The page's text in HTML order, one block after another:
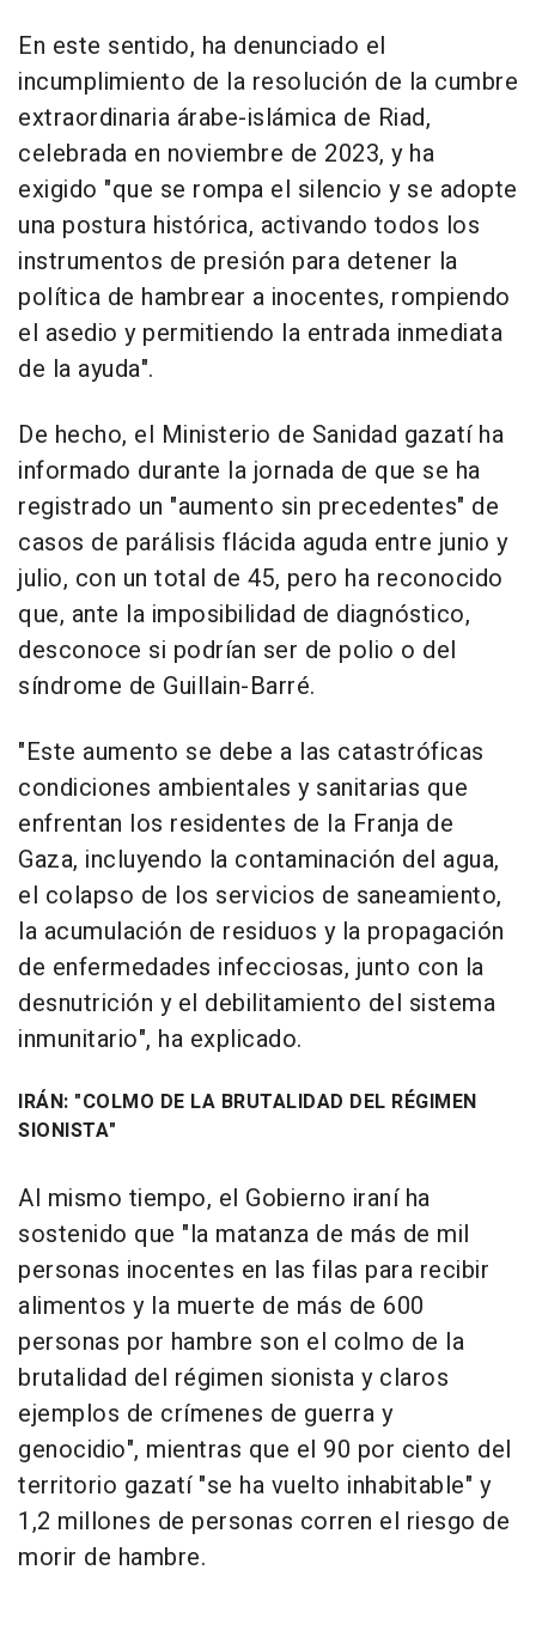
En este sentido, ha denunciado el
incumplimiento de la resolución de la cumbre
extraordinaria árabe-islámica de Riad,
celebrada en noviembre de 2023, y ha
exigido "que se rompa el silencio y se adopte
una postura histórica, activando todos los
instrumentos de presión para detener la
política de hambrear a inocentes, rompiendo
el asedio y permitiendo la entrada inmediata
de la ayuda".
De hecho, el Ministerio de Sanidad gazatí ha
informado durante la jornada de que se ha
registrado un "aumento sin precedentes" de
casos de parálisis flácida aguda entre junio y
julio, con un total de 45, pero ha reconocido
que, ante la imposibilidad de diagnóstico,
desconoce si podrían ser de polio o del
síndrome de Guillain-Barré.
"Este aumento se debe a las catastróficas
condiciones ambientales y sanitarias que
enfrentan los residentes de la Franja de
Gaza, incluyendo la contaminación del agua,
el colapso de los servicios de saneamiento,
la acumulación de residuos y la propagación
de enfermedades infecciosas, junto con la
desnutrición y el debilitamiento del sistema
inmunitario", ha explicado.
IRÁN: "COLMO DE LA BRUTALIDAD DEL RÉGIMEN
SIONISTA"
Al mismo tiempo, el Gobierno iraní ha
sostenido que "la matanza de más de mil
personas inocentes en las filas para recibir
alimentos y la muerte de más de 600
personas por hambre son el colmo de la
brutalidad del régimen sionista y claros
ejemplos de crímenes de guerra y
genocidio", mientras que el 90 por ciento del
territorio gazatí "se ha vuelto inhabitable" y
1,2 millones de personas corren el riesgo de
morir de hambre.